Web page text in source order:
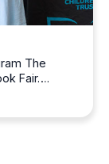
The
Fair….